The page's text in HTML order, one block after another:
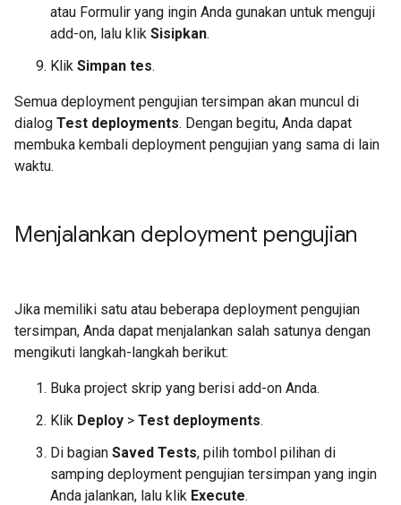
atau Formulir yang ingin Anda gunakan untuk menguji
add-on, lalu klik Sisipkan.
Klik Simpan tes.
Semua deployment pengujian tersimpan akan muncul di
dialog Test deployments. Dengan begitu, Anda dapat
membuka kembali deployment pengujian yang sama di lain
waktu.
Menjalankan deployment pengujian
Jika memiliki satu atau beberapa deployment pengujian
tersimpan, Anda dapat menjalankan salah satunya dengan
mengikuti langkah-langkah berikut:
Buka project skrip yang berisi add-on Anda.
Klik Deploy > Test deployments.
Di bagian Saved Tests, pilih tombol pilihan di
samping deployment pengujian tersimpan yang ingin
Anda jalankan, lalu klik Execute.